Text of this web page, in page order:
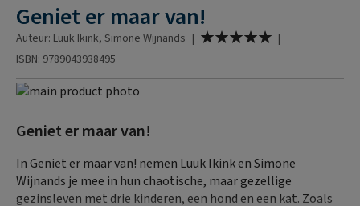
Geniet er maar van!
Auteur: Luuk Ikink, Simone Wijnands | Waardering:
|
ISBN: 9789043938495
Ga
het
van
de
afbeeldingen-
naar
begin
van
de
Geniet er maar van!
In Geniet er maar van! nemen Luuk Ikink en Simone
Wijnands je mee in hun chaotische, maar gezellige
gezinsleven met drie kinderen, een hond en een kat. Zoals